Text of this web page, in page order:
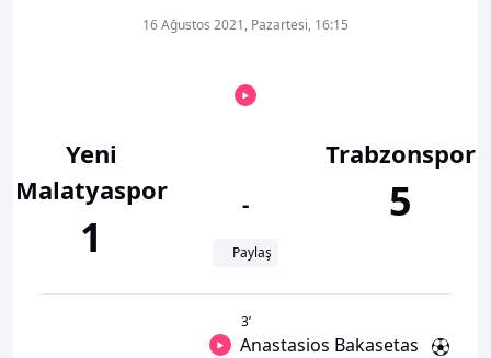
Yeni
Malatyaspor
1
16 Ağustos 2021, Pazartesi, 16:15
-
Paylaş
Trabzonspor
5
3’
Anastasios Bakasetas